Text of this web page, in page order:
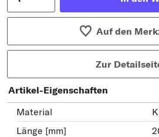
Auf den
Zur
Artikel-Eigenschaften
Material
Länge [mm]